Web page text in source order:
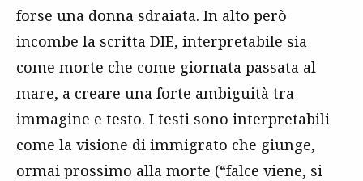
forse una donna sdraiata. In alto però
incombe la scritta DIE, interpretabile sia
come morte che come giornata passata al
mare, a creare una forte ambiguità tra
immagine e testo. I testi sono interpretabili
come la visione di immigrato che giunge,
ormai prossimo alla morte (“falce viene, si